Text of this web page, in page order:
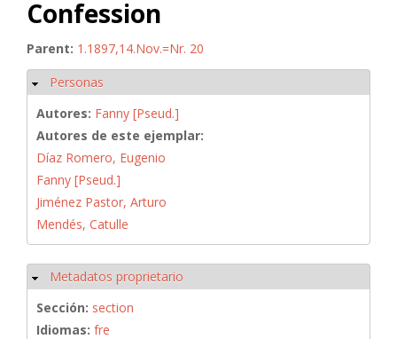
Confession
Parent: 1.1897,14.Nov.=Nr. 20
Ocultar
Personas
Autores: Fanny [Pseud.]
Autores de este ejemplar:
Díaz Romero, Eugenio
Fanny [Pseud.]
Jiménez Pastor, Arturo
Mendés, Catulle
Ocultar
Metadatos proprietario
Sección: section
Idiomas: fre